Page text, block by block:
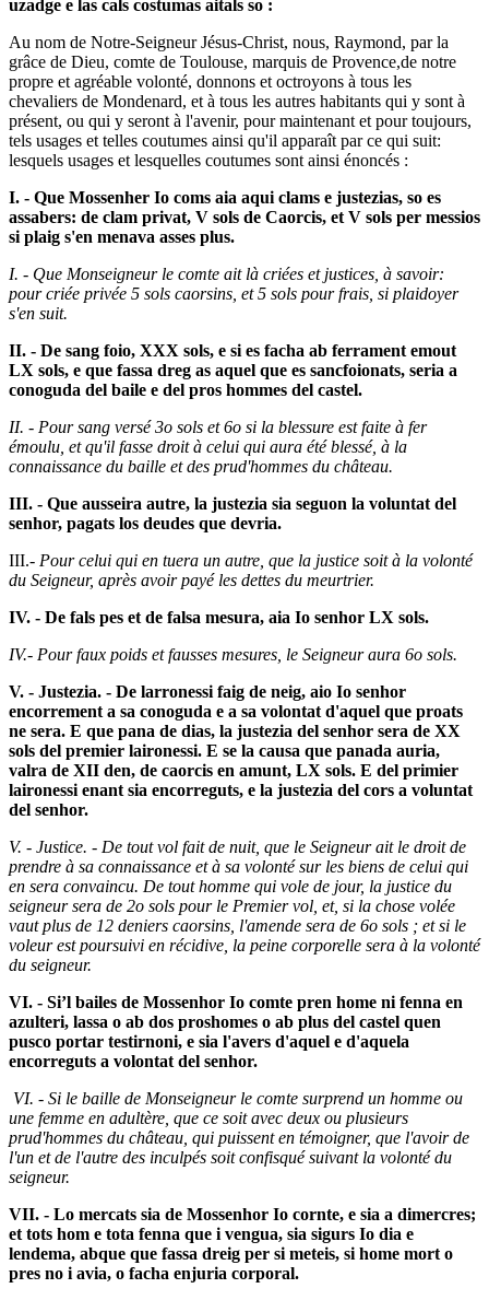
uzadge e las cals costumas aitals so :
Au nom de Notre-Seigneur Jésus-Christ, nous, Raymond, par la
grâce de Dieu, comte de Toulouse, marquis de Provence,de notre
propre et agréable volonté, donnons et octroyons à tous les
chevaliers de Mondenard, et à tous les autres habitants qui y sont à
présent, ou qui y seront à l'avenir, pour maintenant et pour toujours,
tels usages et telles coutumes ainsi qu'il apparaît par ce qui suit:
lesquels usages et lesquelles coutumes sont ainsi énoncés :
I. - Que Mossenher Io coms aia aqui clams e justezias, so es
assabers: de clam privat, V sols de Caorcis, et V sols per messios
si plaig s'en menava asses plus.
I. - Que Monseigneur le comte ait là criées et justices, à savoir:
pour criée privée 5 sols caorsins, et 5 sols pour frais, si plaidoyer
s'en suit.
II. - De sang foio, XXX sols, e si es facha ab ferrament emout
LX sols, e que fassa dreg as aquel que es sancfoionats, seria a
conoguda del baile e del pros hommes del castel.
II. - Pour sang versé 3o sols et 6o si la blessure est faite à fer
émoulu, et qu'il fasse droit à celui qui aura été blessé, à la
connaissance du baille et des prud'hommes du château.
III. - Que ausseira autre, la justezia sia seguon la voluntat del
senhor, pagats los deudes que devria.
III.- Pour celui qui en tuera un autre, que la justice soit à la volonté
du Seigneur, après avoir payé les dettes du meurtrier.
IV. - De fals pes et de falsa mesura, aia Io senhor LX sols.
IV.- Pour faux poids et fausses mesures, le Seigneur aura 6o sols.
V. - Justezia. - De larronessi faig de neig, aio Io senhor
encorrement a sa conoguda e a sa volontat d'aquel que proats
ne sera. E que pana de dias, la justezia del senhor sera de XX
sols del premier laironessi. E se la causa que panada auria,
valra de XII den, de caorcis en amunt, LX sols. E del primier
laironessi enant sia encorreguts, e la justezia del cors a voluntat
del senhor.
V. - Justice. - De tout vol fait de nuit, que le Seigneur ait le droit de
prendre à sa connaissance et à sa volonté sur les biens de celui qui
en sera convaincu. De tout homme qui vole de jour, la justice du
seigneur sera de 2o sols pour le Premier vol, et, si la chose volée
vaut plus de 12 deniers caorsins, l'amende sera de 6o sols ; et si le
voleur est poursuivi en récidive, la peine corporelle sera à la volonté
du seigneur.
VI. - Si’l bailes de Mossenhor Io comte pren home ni fenna en
azulteri, lassa o ab dos proshomes o ab plus del castel quen
pusco portar testirnoni, e sia l'avers d'aquel e d'aquela
encorreguts a volontat del senhor.
VI. - Si le baille de Monseigneur le comte surprend un homme ou
une femme en adultère, que ce soit avec deux ou plusieurs
prud'hommes du château, qui puissent en témoigner, que l'avoir de
l'un et de l'autre des inculpés soit confisqué suivant la volonté du
seigneur.
VII. - Lo mercats sia de Mossenhor Io cornte, e sia a dimercres;
et tots hom e tota fenna que i vengua, sia sigurs Io dia e
lendema, abque que fassa dreig per si meteis, si home mort o
pres no i avia, o facha enjuria corporal.